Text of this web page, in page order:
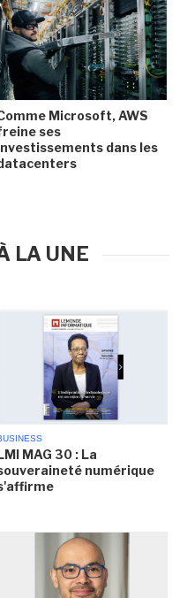
Microsoft, AWS
ses
dans les
LA UNE
MAG 30 : La
numérique